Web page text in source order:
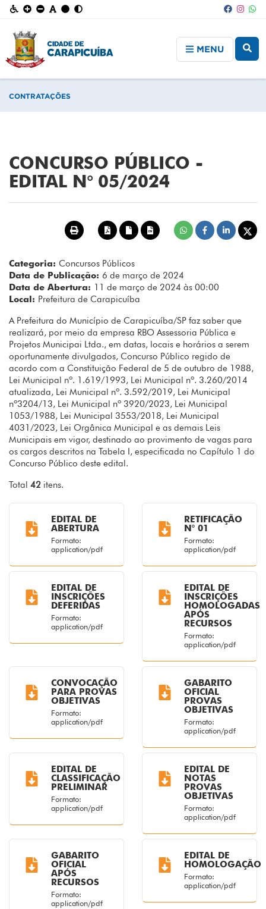
MENU
CONTRATAÇÕES
CONCURSO PÚBLICO -
EDITAL N° 05/2024
Categoria: Concursos Públicos
Data de Publicação: 6 de março de 2024
Data de Abertura: 11 de março de 2024 às 00:00
Local: Prefeitura de Carapicuíba
A Prefeitura do Município de Carapicuíba/SP faz saber que
realizará, por meio da empresa RBO Assessoria Pública e
Projetos Municipai Ltda., em datas, locais e horários a serem
oportunamente divulgados, Concurso Público regido de
acordo com a Constituição Federal de 5 de outubro de 1988,
Lei Municipal nº. 1.619/1993, Lei Municipal nº. 3.260/2014
atualizada, Lei Municipal nº. 3.592/2019, Lei Municipal
nº3204/13, Lei Municipal nº 3920/2023, Lei Municipal
1053/1988, Lei Municipal 3553/2018, Lei Municipal
4031/2023, Lei Orgânica Municipal e as demais Leis
Municipais em vigor, destinado ao provimento de vagas para
os cargos descritos na Tabela I, especificada no Capítulo 1 do
Concurso Público deste edital.
Total 42 itens.
EDITAL DE
ABERTURA
Formato:
application/pdf
RETIFICAÇÃO
N° 01
Formato:
application/pdf
EDITAL DE
INSCRIÇÕES
DEFERIDAS
Formato:
application/pdf
EDITAL DE
INSCRIÇÕES
HOMOLOGADAS
APÓS
RECURSOS
Formato:
application/pdf
CONVOCAÇÃO
PARA PROVAS
OBJETIVAS
Formato:
application/pdf
GABARITO
OFICIAL
PROVAS
OBJETIVAS
Formato:
application/pdf
EDITAL DE
CLASSIFICAÇÃO
PRELIMINAR
Formato:
application/pdf
EDITAL DE
NOTAS
PROVAS
OBJETIVAS
Formato:
application/pdf
GABARITO
OFICIAL
APÓS
RECURSOS
Formato:
application/pdf
EDITAL DE
HOMOLOGAÇÃO
Formato:
application/pdf